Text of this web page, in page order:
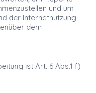
und um
der Internetnutzung
dem
ist Art. 6 Abs.1 f)